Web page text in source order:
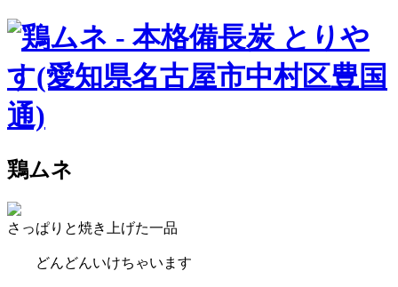
鶏ムネ
さっぱりと焼き上げた一品
どんどんいけちゃいます